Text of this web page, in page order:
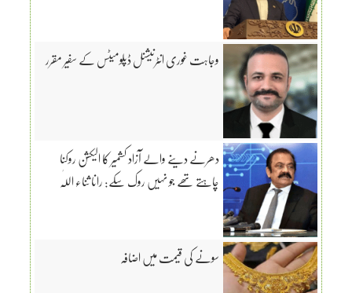
وجاہت غوری انٹرنیشنل ڈپلومیٹس کے سفیر مقرر
دھرنے دینے والے آزاد کشمیر کا الیکشن روکنا
چاہتے تھے جو نہیں روک سکے: رانا ثناء اللّٰہ
سونے کی قیمت میں اضافہ